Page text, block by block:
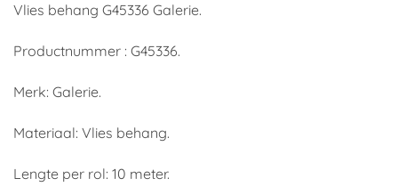
Vlies behang G45336 Galerie.
Productnummer : G45336.
Merk: Galerie.
Materiaal: Vlies behang.
Lengte per rol: 10 meter.